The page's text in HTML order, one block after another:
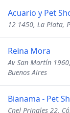
Acuario y Pet
12 1450, La Plata,
Reina Mora
Av San Martín
Buenos Aires
Bianama - Pet
Cnel Pringles 22,